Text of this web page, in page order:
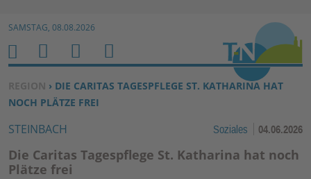
Zum Inhalt springen ↓
SAMSTAG, 08.08.2026
SIE BEFINDEN SICH HIER:
REGION › DIE CARITAS TAGESPFLEGE ST. KATHARINA HAT
NOCH PLÄTZE FREI
STEINBACH Soziales 04.06.2026
Die Caritas Tagespflege St. Katharina hat noch
Plätze frei
H
O
M
E
M
E
N
U
S
U
C
N
B
E
Z